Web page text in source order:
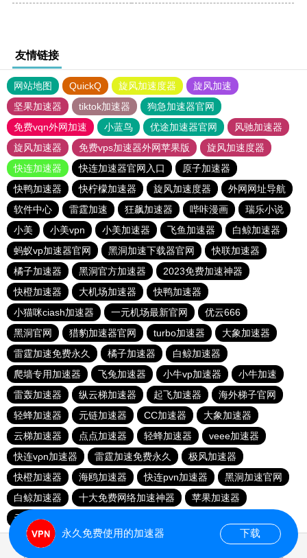
友情链接
网站地图 QuickQ 旋风加速度器
旋风加速
坚果加速器
tiktok加速器
狗急加速器官网
免费vqn外网加速
小蓝鸟 优途加速器官网
风驰加速器
旋风加速器
免费vps加速器外网苹果版
旋风加速度器
快连加速器
快连加速器官网入口
原子加速器
快鸭加速器
快柠檬加速器 旋风加速度器
外网网址导航
软件中心
雷霆加速 狂飙加速器 哔咔漫画
瑞乐小说
小美
小美vpn 小美加速器 飞鱼加速器
白鲸加速器
蚂蚁vp加速器官网
黑洞加速下载器官网
快联加速器
橘子加速器
黑洞官方加速器
2023免费加速神器
快橙加速器
大机场加速器
快鸭加速器
小猫咪ciash加速器
一元机场最新官网
优云666
黑洞官网
猎豹加速器官网 turbo加速器
大象加速器
雷霆加速免费永久
橘子加速器
白鲸加速器
爬墙专用加速器
飞兔加速器 小牛vp加速器
小牛加速
雷轰加速器
纵云梯加速器 起飞加速器
海外梯子官网
轻蜂加速器
元链加速器 CC加速器
大象加速器
云梯加速器
点点加速器 轻蜂加速器
veee加速器
快连vρn加速器
雷霆加速免费永久
极风加速器
快橙加速器
海鸥加速器 快连pvn加速器
黑洞加速官网
白鲸加速器
十大免费网络加速神器
苹果加速器
元链加速器
永久免费使用的加速器 下载